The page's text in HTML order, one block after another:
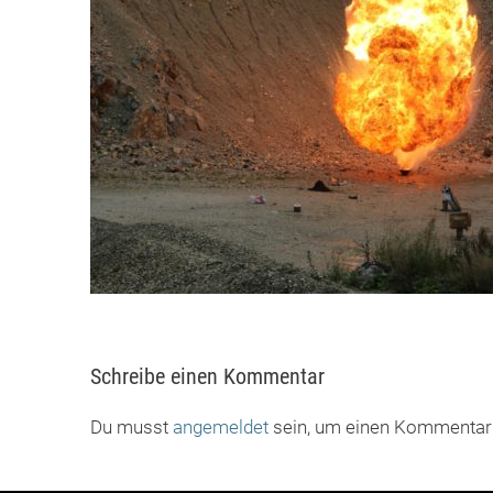
Schreibe einen Kommentar
Du musst angemeldet sein, um einen